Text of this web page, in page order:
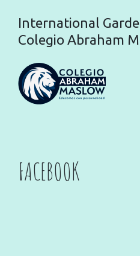
International
Colegio Abraham
FACEBOOK